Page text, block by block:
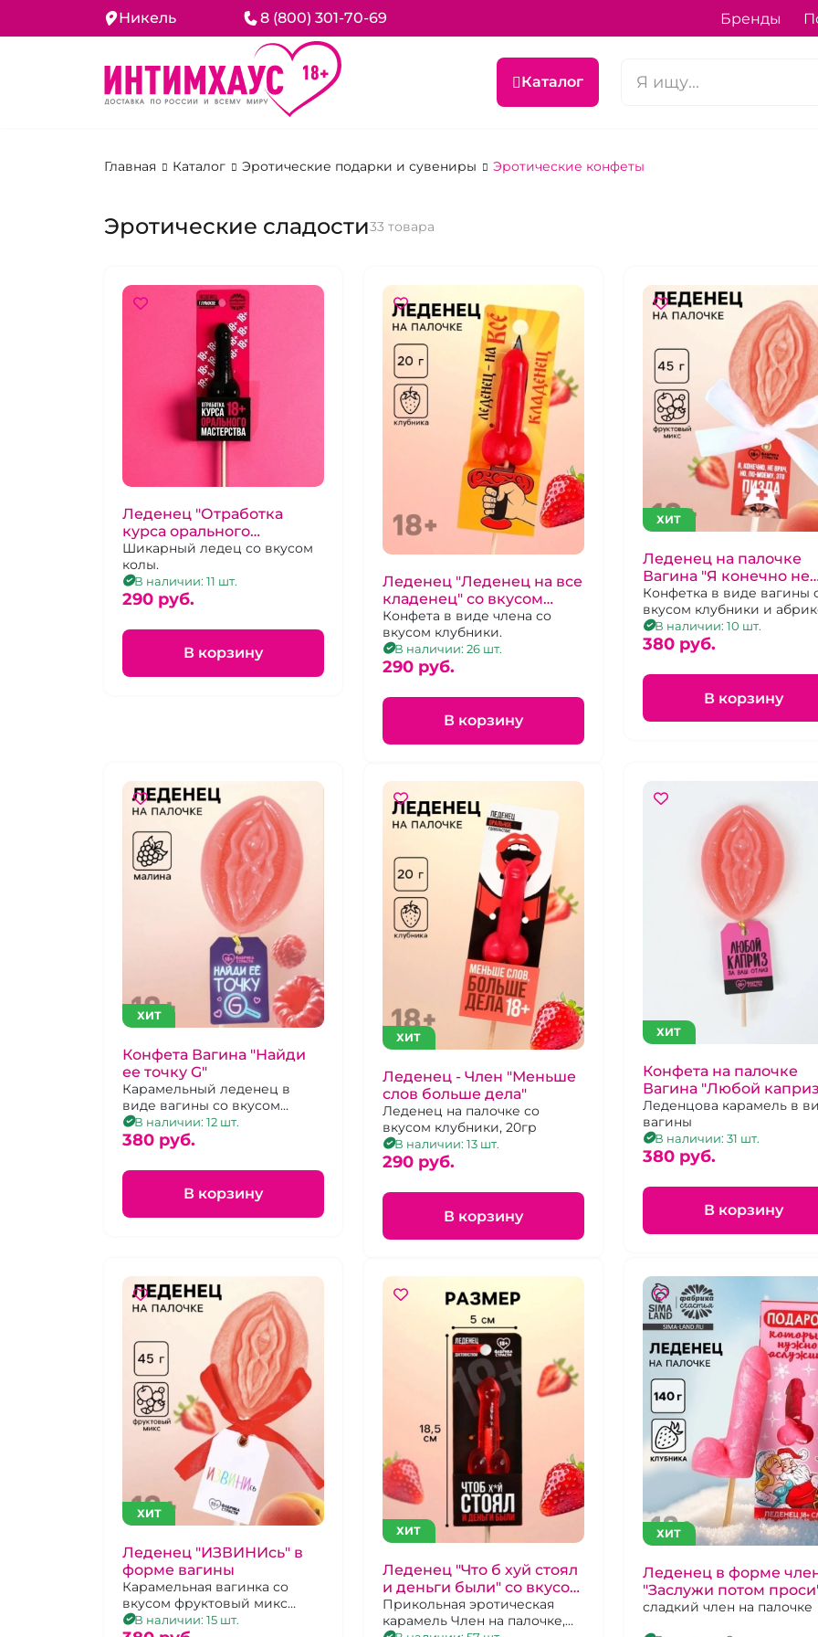
Никель 8 (800) 301-70-69 Бренды
Каталог
Главная Каталог Эротические подарки и сувениры Эротические конфеты
Эротические сладости33 товара
Леденец "Отработка
курса орального
мастерства" со вкусом
колы
Шикарный ледец со вкусом
колы.
В наличии: 11 шт.
290 pуб.
В корзину
Леденец "Леденец на все
кладенец" со вкусом
клубники
Конфета в виде члена со
вкусом клубники.
В наличии: 26 шт.
290 pуб.
В корзину
ХИТ
Леденец на палочке
Вагина "Я конечно не
врач. но по-моему это
пизда"
Конфетка в виде вагины
вкусом клубники и
В наличии: 10 шт.
380 pуб.
В корзину
ХИТ
Конфета Вагина "Найди
ее точку G"
Карамельный леденец в
виде вагины со вкусом
малины
В наличии: 12 шт.
380 pуб.
В корзину
ХИТ
Леденец - Член "Меньше
слов больше дела"
Леденец на палочке со
вкусом клубники, 20гр
В наличии: 13 шт.
290 pуб.
В корзину
ХИТ
Конфета на палочке
Вагина "Любой
ваш отлиз"
Леденцова карамель в
вагины
В наличии: 31 шт.
380 pуб.
В корзину
ХИТ
Леденец "ИЗВИНИсь" в
форме вагины
Карамельная вагинка со
вкусом фруктовый микс
клубника с абрикосом.
В наличии: 15 шт.
ХИТ
Леденец "Что б хуй стоял
и деньги были" со вкусом
клубники
Прикольная эротическая
карамель Член на палочке,
ХИТ
Леденец в форме
"Заслужи потом
сладкий член на палочке